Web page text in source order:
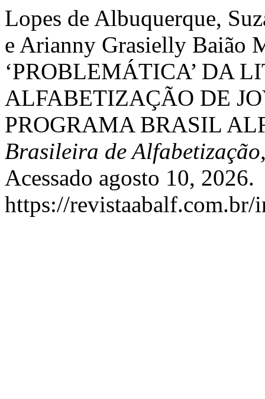
Lopes de Albuquerque,
e Arianny Grasielly Baião
‘PROBLEMÁTICA’ DA
ALFABETIZAÇÃO DE
PROGRAMA BRASIL
Brasileira de Alfabetização
Acessado agosto 10, 2026.
https://